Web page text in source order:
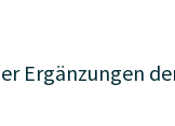
Ergänzungen